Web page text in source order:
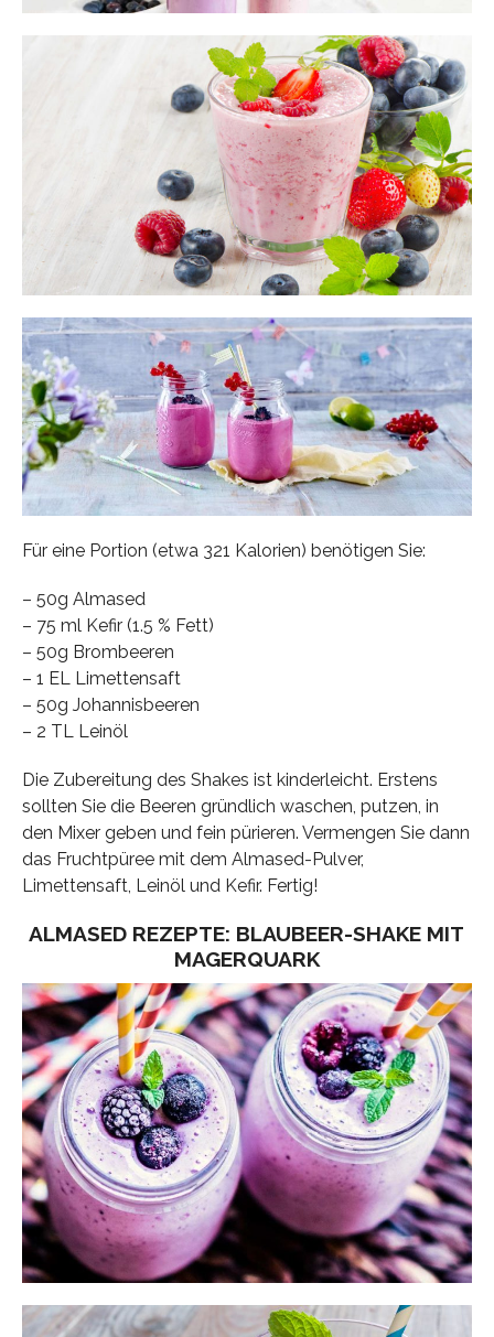
Für eine Portion (etwa 321 Kalorien) benötigen Sie:
– 50g Almased
– 75 ml Kefir (1.5 % Fett)
– 50g Brombeeren
– 1 EL Limettensaft
– 50g Johannisbeeren
– 2 TL Leinöl
Die Zubereitung des Shakes ist kinderleicht. Erstens
sollten Sie die Beeren gründlich waschen, putzen, in
den Mixer geben und fein pürieren. Vermengen Sie dann
das Fruchtpüree mit dem Almased-Pulver,
Limettensaft, Leinöl und Kefir. Fertig!
ALMASED REZEPTE: BLAUBEER-SHAKE MIT
MAGERQUARK